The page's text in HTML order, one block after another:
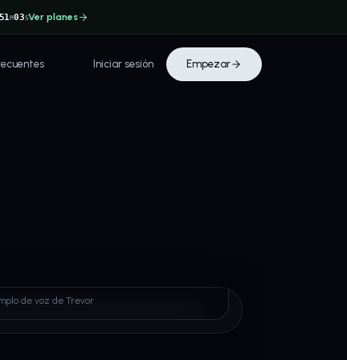
M02SVer planes
Iniciar sesión Empezar
de voz de Trevor